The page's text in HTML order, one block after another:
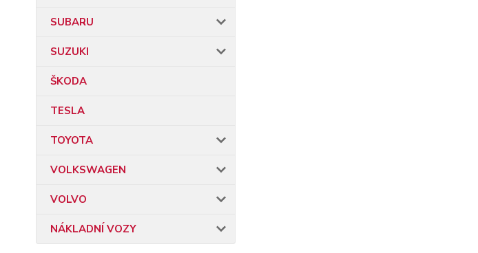
SUBARU
SUZUKI
ŠKODA
TESLA
TOYOTA
VOLKSWAGEN
VOLVO
NÁKLADNÍ VOZY